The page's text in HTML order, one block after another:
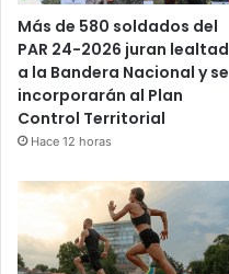
Más de 580 soldados del
PAR 24-2026 juran lealtad
a la Bandera Nacional y se
incorporarán al Plan
Control Territorial
Hace 12 horas